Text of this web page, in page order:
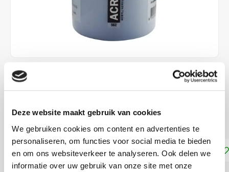
Deze website maakt gebruik van cookies
We gebruiken cookies om content en advertenties te
personaliseren, om functies voor social media te bieden
en om ons websiteverkeer te analyseren. Ook delen we
informatie over uw gebruik van onze site met onze
€34,70
Lees meer
Toevoegen aan winkelwagen